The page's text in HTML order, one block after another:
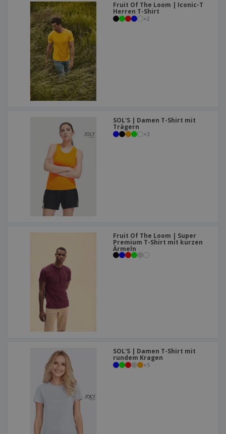
Fruit Of The Loom | Iconic-T
Herren T-Shirt
+2
SOL'S | Damen T-Shirt mit
Trägern
+3
Fruit Of The Loom | Super
Premium T-Shirt mit kurzen
Ärmeln
SOL'S | Damen T-Shirt mit
rundem Kragen
+5